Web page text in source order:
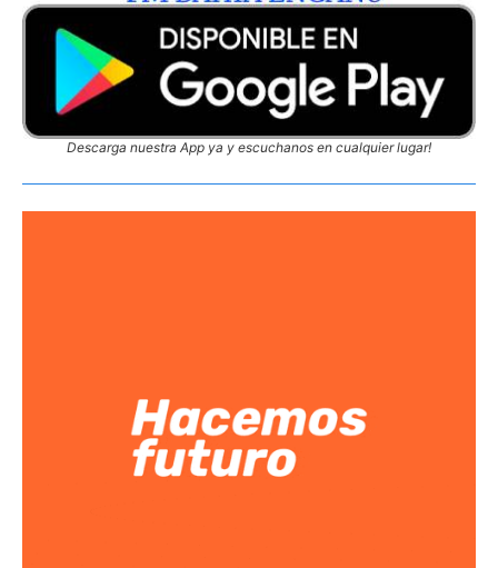
Descarga nuestra App ya y escuchanos en cualquier lugar!